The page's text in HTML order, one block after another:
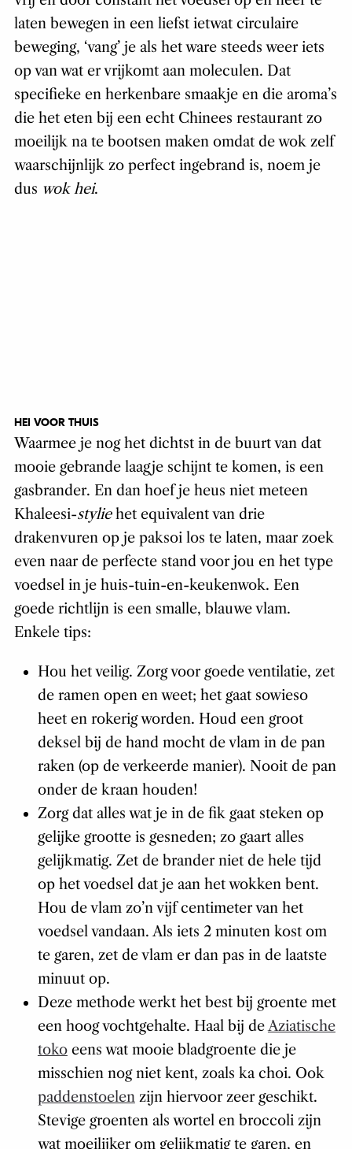
laten bewegen in een liefst ietwat circulaire
beweging, ‘vang’ je als het ware steeds weer iets
op van wat er vrijkomt aan moleculen. Dat
specifieke en herkenbare smaakje en die aroma’s
die het eten bij een echt Chinees restaurant zo
moeilijk na te bootsen maken omdat de wok zelf
waarschijnlijk zo perfect ingebrand is, noem je
dus wok hei.
HEI VOOR THUIS
Waarmee je nog het dichtst in de buurt van dat
mooie gebrande laagje schijnt te komen, is een
gasbrander. En dan hoef je heus niet meteen
Khaleesi-styliehet equivalent van drie
drakenvuren op je paksoi los te laten, maar zoek
even naar de perfecte stand voor jou en het type
voedsel in je huis-tuin-en-keukenwok. Een
goede richtlijn is een smalle, blauwe vlam.
Enkele tips:
Hou het veilig. Zorg voor goede ventilatie, zet
de ramen open en weet; het gaat sowieso
heet en rokerig worden. Houd een groot
deksel bij de hand mocht de vlam in de pan
raken (op de verkeerde manier). Nooit de pan
onder de kraan houden!
Zorg dat alles wat je in de fik gaat steken op
gelijke grootte is gesneden; zo gaart alles
gelijkmatig. Zet de brander niet de hele tijd
op het voedsel dat je aan het wokken bent.
Hou de vlam zo’n vijf centimeter van het
voedsel vandaan. Als iets 2 minuten kost om
te garen, zet de vlam er dan pas in de laatste
minuut op.
Deze methode werkt het best bij groente met
een hoog vochtgehalte. Haal bij deAziatische
tokoeens wat mooie bladgroente die je
misschien nog niet kent, zoals ka choi. Ook
paddenstoelenzijn hiervoor zeer geschikt.
Stevige groenten als wortel en broccoli zijn
wat moeilijker om gelijkmatig te garen, en